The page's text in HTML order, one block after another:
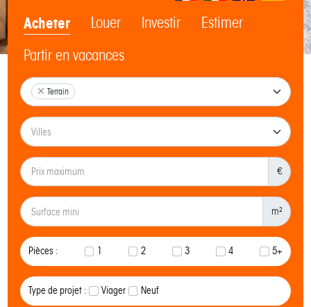
Acheter Louer Investir
Estimer
Partir en vacances
Terrain
€
m²
Pièces : 1 2 3 4 5+
Type de projet : Viager Neuf